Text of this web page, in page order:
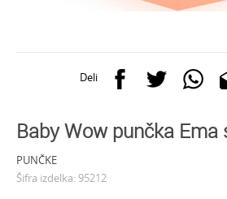
Deli
Baby Wow punčka Ema
PUNČKE
Šifra izdelka: 95212